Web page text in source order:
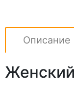
Описание